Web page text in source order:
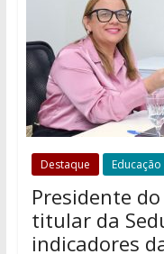
Destaque
Presidente
titular da
indicadores